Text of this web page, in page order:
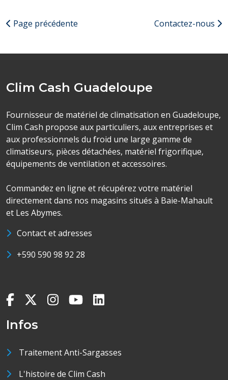
Page précédente Contactez-nous
Clim Cash Guadeloupe
Fournisseur de matériel de climatisation en Guadeloupe,
Clim Cash propose aux particuliers, aux entreprises et
aux professionnels du froid une large gamme de
climatiseurs, pièces détachées, matériel frigorifique,
équipements de ventilation et accessoires.
Commandez en ligne et récupérez votre matériel
directement dans nos magasins situés à Baie-Mahault
et Les Abymes.
Contact et adresses
+590 590 98 92 28
Infos
Traitement Anti-Sargasses
L'histoire de Clim Cash